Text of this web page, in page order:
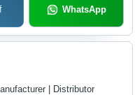
WhatsApp
| Distributor